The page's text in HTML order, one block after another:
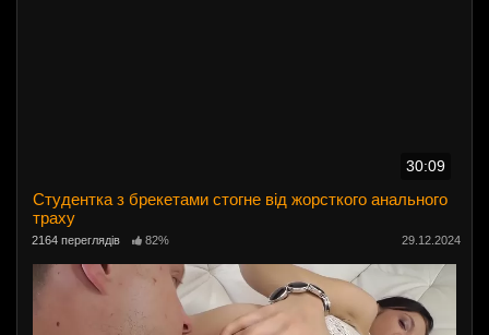
30:09
Студентка з брекетами стогне від жорсткого анального
траху
2164 переглядів 82% 29.12.2024